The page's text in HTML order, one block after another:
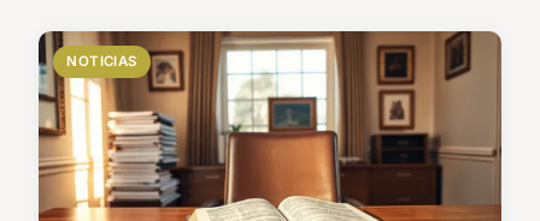
NOTICIAS